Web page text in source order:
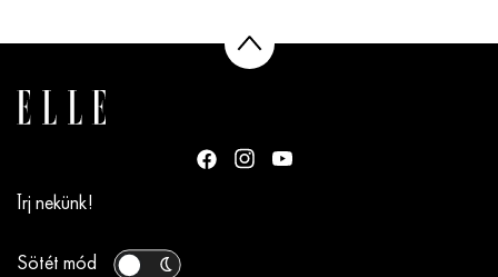
Írj nekünk!
Sötét mód